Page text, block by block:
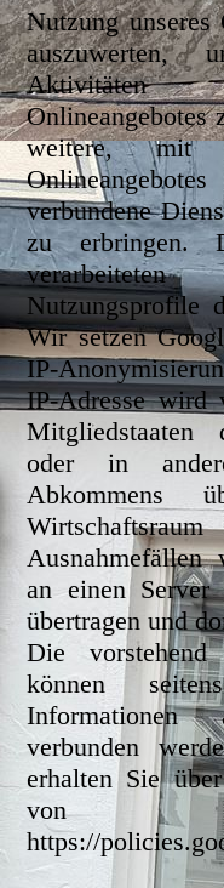
Nutzung unseres
Aktivitäten
Onlineangebotes
weitere, mit
verbundene
zu erbringen.
Nutzungsprofile
Wir setzen
IP-
IP-Adresse wird
Mitgliedstaaten
oder in
Abkommens
an einen
übertragen und
Die vorstehend
können
verbunden
erhalten Sie
von
https://